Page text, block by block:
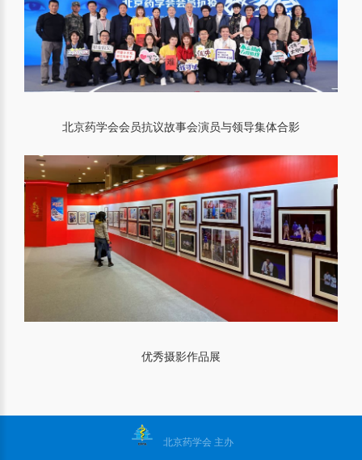
北京药学会会员抗议故事会演员与领导集体合影
优秀摄影作品展
北京药学会 主办